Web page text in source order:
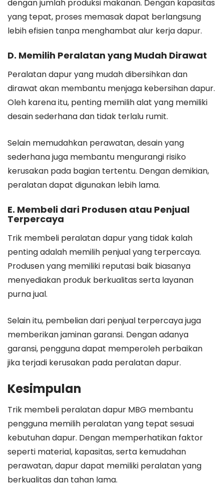
dengan jumlah produksi makanan. Dengan kapasitas
yang tepat, proses memasak dapat berlangsung
lebih efisien tanpa menghambat alur kerja dapur.
D. Memilih Peralatan yang Mudah Dirawat
Peralatan dapur yang mudah dibersihkan dan
dirawat akan membantu menjaga kebersihan dapur.
Oleh karena itu, penting memilih alat yang memiliki
desain sederhana dan tidak terlalu rumit.
Selain memudahkan perawatan, desain yang
sederhana juga membantu mengurangi risiko
kerusakan pada bagian tertentu. Dengan demikian,
peralatan dapat digunakan lebih lama.
E. Membeli dari Produsen atau Penjual
Terpercaya
Trik membeli peralatan dapur yang tidak kalah
penting adalah memilih penjual yang terpercaya.
Produsen yang memiliki reputasi baik biasanya
menyediakan produk berkualitas serta layanan
purna jual.
Selain itu, pembelian dari penjual terpercaya juga
memberikan jaminan garansi. Dengan adanya
garansi, pengguna dapat memperoleh perbaikan
jika terjadi kerusakan pada peralatan dapur.
Kesimpulan
Trik membeli peralatan dapur MBG membantu
pengguna memilih peralatan yang tepat sesuai
kebutuhan dapur. Dengan memperhatikan faktor
seperti material, kapasitas, serta kemudahan
perawatan, dapur dapat memiliki peralatan yang
berkualitas dan tahan lama.